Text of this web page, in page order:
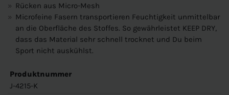
Rücken aus Micro-Mesh
Microfeine Fasern transportieren Feuchtigkeit unmittelbar
an die Oberfläche des Stoffes. So gewährleistet KEEP DRY,
dass das Material sehr schnell trocknet und Du beim
Sport nicht auskühlst.
Produktnummer
J-4215-K